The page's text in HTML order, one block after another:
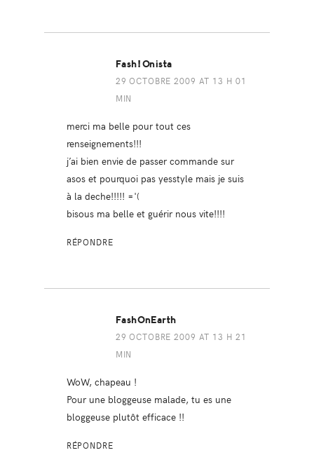
Fash!onista
29 OCTOBRE 2009 AT 13 H 01
MIN
merci ma belle pour tout ces
renseignements!!!
j’ai bien envie de passer commande sur
asos et pourquoi pas yesstyle mais je suis
à la deche!!!!! ='(
bisous ma belle et guérir nous vite!!!!
RÉPONDRE
FashOnEarth
29 OCTOBRE 2009 AT 13 H 21
MIN
WoW, chapeau !
Pour une bloggeuse malade, tu es une
bloggeuse plutôt efficace !!
RÉPONDRE